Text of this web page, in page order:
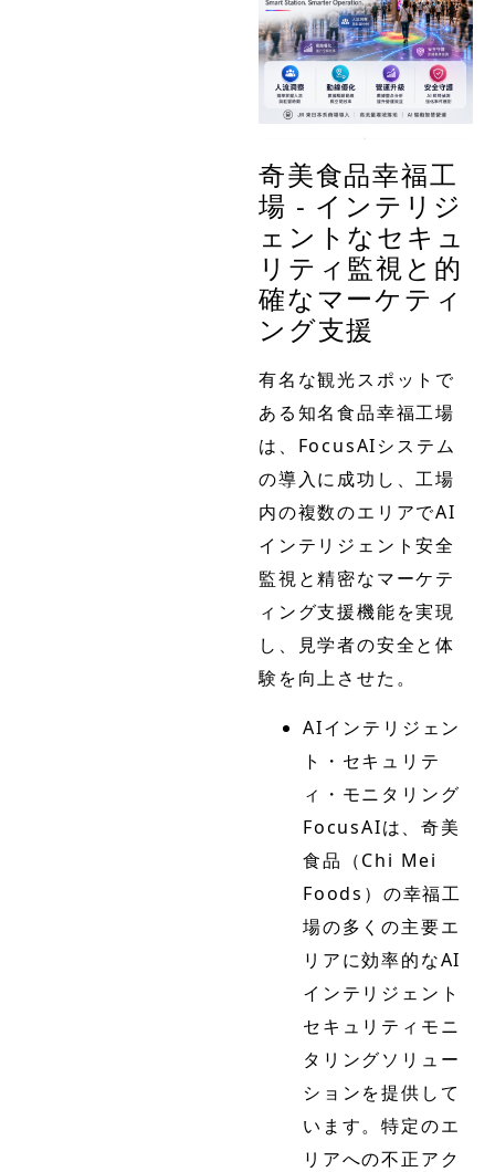
奇美食品幸福工
場 - インテリジ
ェントなセキュ
リティ監視と的
確なマーケティ
ング支援
有名な観光スポットで
ある知名食品幸福工場
は、FocusAIシステム
の導入に成功し、工場
内の複数のエリアでAI
インテリジェント安全
監視と精密なマーケテ
ィング支援機能を実現
し、見学者の安全と体
験を向上させた。
AIインテリジェン
ト・セキュリテ
ィ・モニタリング
FocusAIは、奇美
食品（Chi Mei
Foods）の幸福工
場の多くの主要エ
リアに効率的なAI
インテリジェント
セキュリティモニ
タリングソリュー
ションを提供して
います。特定のエ
リアへの不正アク